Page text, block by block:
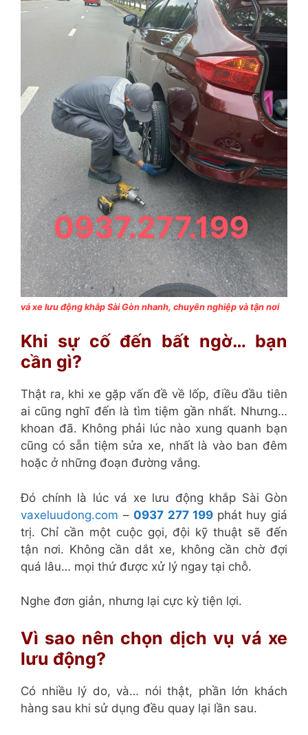
vá xe lưu động khắp Sài Gòn nhanh, chuyên nghiệp và tận nơi
Khi sự cố đến bất ngờ… bạn
cần gì?
Thật ra, khi xe gặp vấn đề về lốp, điều đầu tiên
ai cũng nghĩ đến là tìm tiệm gần nhất. Nhưng…
khoan đã. Không phải lúc nào xung quanh bạn
cũng có sẵn tiệm sửa xe, nhất là vào ban đêm
hoặc ở những đoạn đường vắng.
Đó chính là lúc vá xe lưu động khắp Sài Gòn
vaxeluudong.com –0937 277 199 phát huy giá
trị. Chỉ cần một cuộc gọi, đội kỹ thuật sẽ đến
tận nơi. Không cần dắt xe, không cần chờ đợi
quá lâu… mọi thứ được xử lý ngay tại chỗ.
Nghe đơn giản, nhưng lại cực kỳ tiện lợi.
Vì sao nên chọn dịch vụ vá xe
lưu động?
Có nhiều lý do, và… nói thật, phần lớn khách
hàng sau khi sử dụng đều quay lại lần sau.